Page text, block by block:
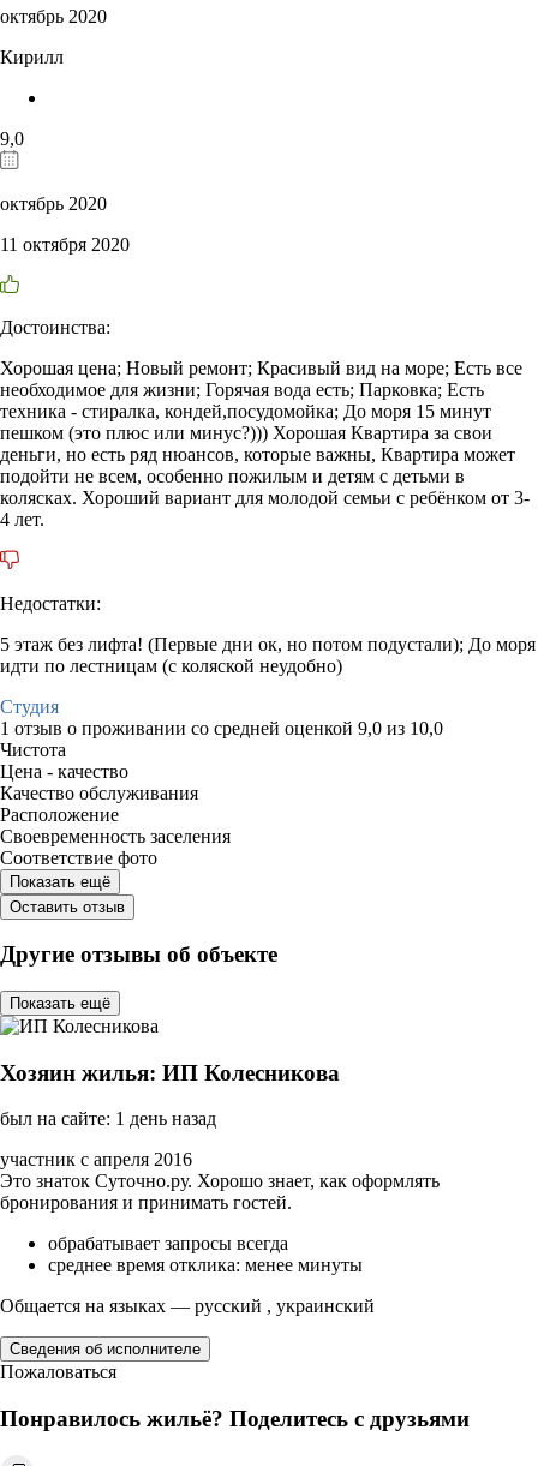
октябрь 2020
Кирилл
9,0
октябрь 2020
11 октября 2020
Достоинства:
Хорошая цена; Новый ремонт; Красивый вид на море; Есть все
необходимое для жизни; Горячая вода есть; Парковка; Есть
техника - стиралка, кондей,посудомойка; До моря 15 минут
пешком (это плюс или минус?))) Хорошая Квартира за свои
деньги, но есть ряд нюансов, которые важны, Квартира может
подойти не всем, особенно пожилым и детям с детьми в
колясках. Хороший вариант для молодой семьи с ребёнком от 3-
4 лет.
Недостатки:
5 этаж без лифта! (Первые дни ок, но потом подустали); До моря
идти по лестницам (с коляской неудобно)
Студия
1 отзыв о проживании со средней оценкой 9,0 из 10,0
Чистота
Цена - качество
Качество обслуживания
Расположение
Своевременность заселения
Соответствие фото
Показать ещё
Оставить отзыв
Другие отзывы об объекте
Показать ещё
Хозяин жилья: ИП Колесникова
был на сайте: 1 день назад
участник с апреля 2016
Это знаток Суточно.ру. Хорошо знает, как оформлять
бронирования и принимать гостей.
обрабатывает запросы всегда
среднее время отклика: менее минуты
Общается на языках — русский , украинский
Сведения об исполнителе
Пожаловаться
Понравилось жильё? Поделитесь с друзьями